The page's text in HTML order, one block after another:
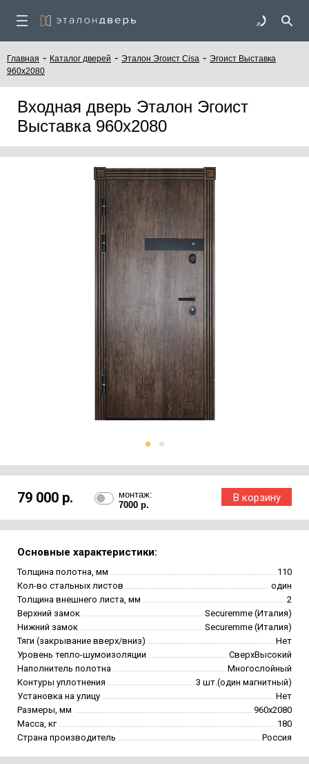
Главная - Каталог дверей - Эталон Эгоист Cisa - Эгоист Выставка
960х2080
Входная дверь Эталон Эгоист
Выставка 960х2080
79 000 р.
монтаж:
7000 р.
Основные характеристики:
Толщина полотна, мм
110
Кол-во стальных листов
один
Толщина внешнего листа, мм
2
Верхний замок
Securemme (Италия)
Нижний замок
Securemme (Италия)
Тяги (закрывание вверх/вниз)
Нет
Уровень тепло-шумоизоляции
СверхВысокий
Наполнитель полотна
Многослойный
Контуры уплотнения
3 шт.(один магнитный)
Установка на улицу
Нет
Размеры, мм
960х2080
Масса, кг
180
Страна производитель
Россия